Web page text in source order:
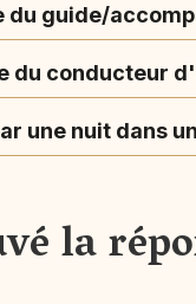
du guide/
du conducteur
une nuit dans
la